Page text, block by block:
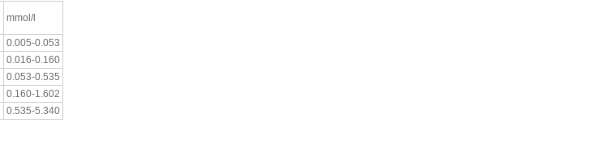
mmol/l
0.005-0.053
0.016-0.160
0.053-0.535
0.160-1.602
0.535-5.340